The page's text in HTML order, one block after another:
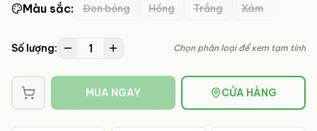
Màu sắc: Đen bóng Hồng Trắng Xám
Số lượng: 1 Chọn phân loại để xem tạm tính
MUA NGAY CỬA HÀNG